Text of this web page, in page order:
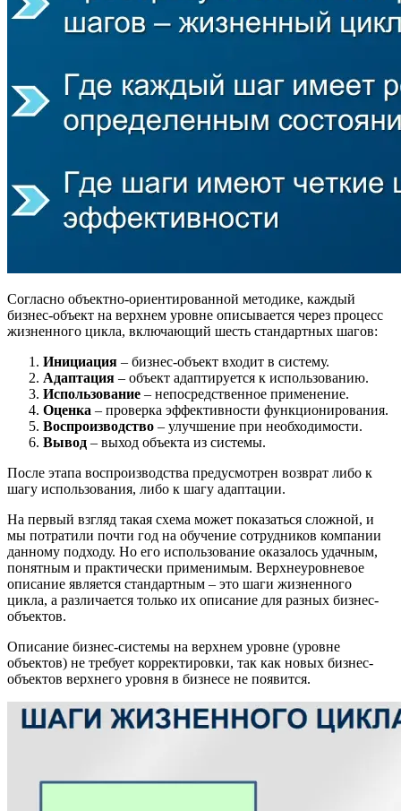
Согласно объектно-ориентированной методике, каждый
бизнес-объект на верхнем уровне описывается через процесс
жизненного цикла, включающий шесть стандартных шагов:
Инициация – бизнес-объект входит в систему.
Адаптация – объект адаптируется к использованию.
Использование – непосредственное применение.
Оценка – проверка эффективности функционирования.
Воспроизводство – улучшение при необходимости.
Вывод – выход объекта из системы.
После этапа воспроизводства предусмотрен возврат либо к
шагу использования, либо к шагу адаптации.
На первый взгляд такая схема может показаться сложной, и
мы потратили почти год на обучение сотрудников компании
данному подходу. Но его использование оказалось удачным,
понятным и практически применимым. Верхнеуровневое
описание является стандартным – это шаги жизненного
цикла, а различается только их описание для разных бизнес-
объектов.
Описание бизнес-системы на верхнем уровне (уровне
объектов) не требует корректировки, так как новых бизнес-
объектов верхнего уровня в бизнесе не появится.